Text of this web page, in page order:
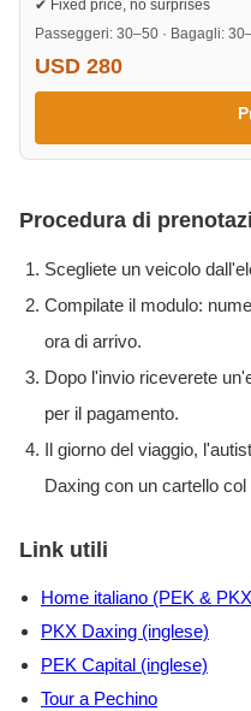
✔ Fixed price, no surprises
Passeggeri: 30–50 · Bagagli:
USD 280
Procedura di
Scegliete un veicolo
Compilate il modulo:
ora di arrivo.
Dopo l'invio riceverete
per il pagamento.
Il giorno del viaggio,
Daxing con un cartello
Link utili
Home italiano (PEK &
PKX Daxing (inglese)
PEK Capital (inglese)
Tour a Pechino